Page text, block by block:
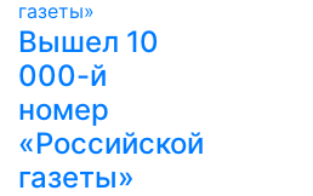
Вышел 10
000-й
номер
«Российской
газеты»